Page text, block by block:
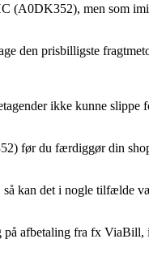
(A0DK352), men som
den prisbilligste
ikke kunne slippe
før du færdiggør din
kan det i nogle tilfælde
på afbetaling fra fx